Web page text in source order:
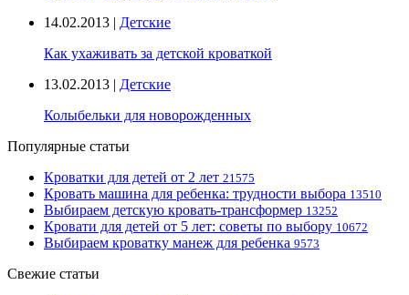
14.02.2013 | Детские
Как ухаживать за детской кроваткой
13.02.2013 | Детские
Колыбельки для новорожденных
Популярные статьи
Кроватки для детей от 2 лет 21575
Кровать машина для ребенка: трудности выбора 13510
Выбираем детскую кровать-трансформер 13252
Кровати для детей от 5 лет: советы по выбору 10672
Выбираем кроватку манеж для ребенка 9573
Свежие статьи